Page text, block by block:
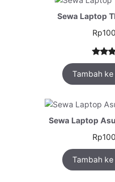
Sewa Laptop
Rp
5.00
1
Tambah
Sewa Laptop
Rp
Tambah